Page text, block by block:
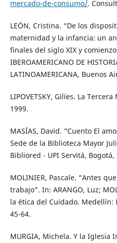
mercado-de-consumo/.
LEÓN, Cristina. “De los
maternidad y la infancia: un
finales del siglo XIX y
IBEROAMERICANO DE
LATINOAMERICANA, Buenos
LIPOVETSKY, Gilíes. La
1999.
MASÍAS, David. “Cuento El
Sede de la Biblioteca Mayor
Bibliored - UPI Servitá, Bogotá,
MOLINIER, Pascale. “Antes
trabajo”. In: ARANGO, Luz;
la ética del Cuidado. Medellín:
45-64.
MURGIA, Michela. Y la Iglesia